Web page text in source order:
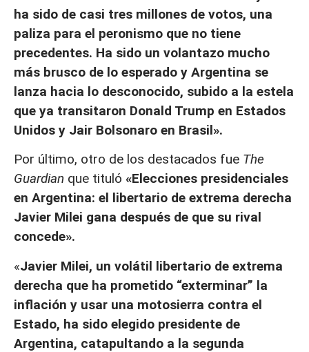
ha sido de casi tres millones de votos, una
paliza para el peronismo que no tiene
precedentes. Ha sido un volantazo mucho
más brusco de lo esperado y Argentina se
lanza hacia lo desconocido, subido a la estela
que ya transitaron Donald Trump en Estados
Unidos y Jair Bolsonaro en Brasil».
Por último, otro de los destacados fue The
Guardian que tituló «Elecciones presidenciales
en Argentina: el libertario de extrema derecha
Javier Milei gana después de que su rival
concede».
«Javier Milei, un volátil libertario de extrema
derecha que ha prometido “exterminar” la
inflación y usar una motosierra contra el
Estado, ha sido elegido presidente de
Argentina, catapultando a la segunda